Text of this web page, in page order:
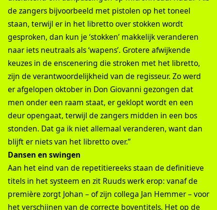
de zangers bijvoorbeeld met pistolen op het toneel
staan, terwijl er in het libretto over stokken wordt
gesproken, dan kun je ‘stokken’ makkelijk veranderen
naar iets neutraals als ‘wapens’. Grotere afwijkende
keuzes in de enscenering die stroken met het libretto,
zijn de verantwoordelijkheid van de regisseur. Zo werd
er afgelopen oktober in Don Giovanni gezongen dat
men onder een raam staat, er geklopt wordt en een
deur opengaat, terwijl de zangers midden in een bos
stonden. Dat ga ik niet allemaal veranderen, want dan
blijft er niets van het libretto over.”
Dansen en swingen
Aan het eind van de repetitiereeks staan de definitieve
titels in het systeem en zit Ruuds werk erop: vanaf de
première zorgt Johan – of zijn collega Jan Hemmer – voor
het verschijnen van de correcte boventitels. Het op de